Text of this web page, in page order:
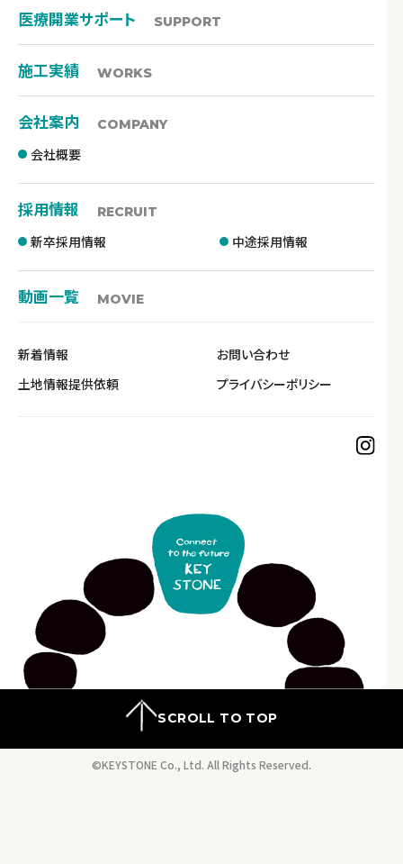
医療開業サポート SUPPORT
施工実績 WORKS
会社案内 COMPANY
会社概要
採用情報 RECRUIT
新卒採用情報 中途採用情報
動画一覧 MOVIE
新着情報
お問い合わせ
土地情報提供依頼
プライバシーポリシー
SCROLL TO TOP
©KEYSTONE Co., Ltd. All Rights Reserved.